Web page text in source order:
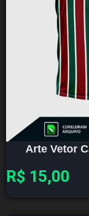
Arte Vetor
R$ 15,00